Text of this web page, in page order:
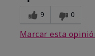
9 0
Marcar esta